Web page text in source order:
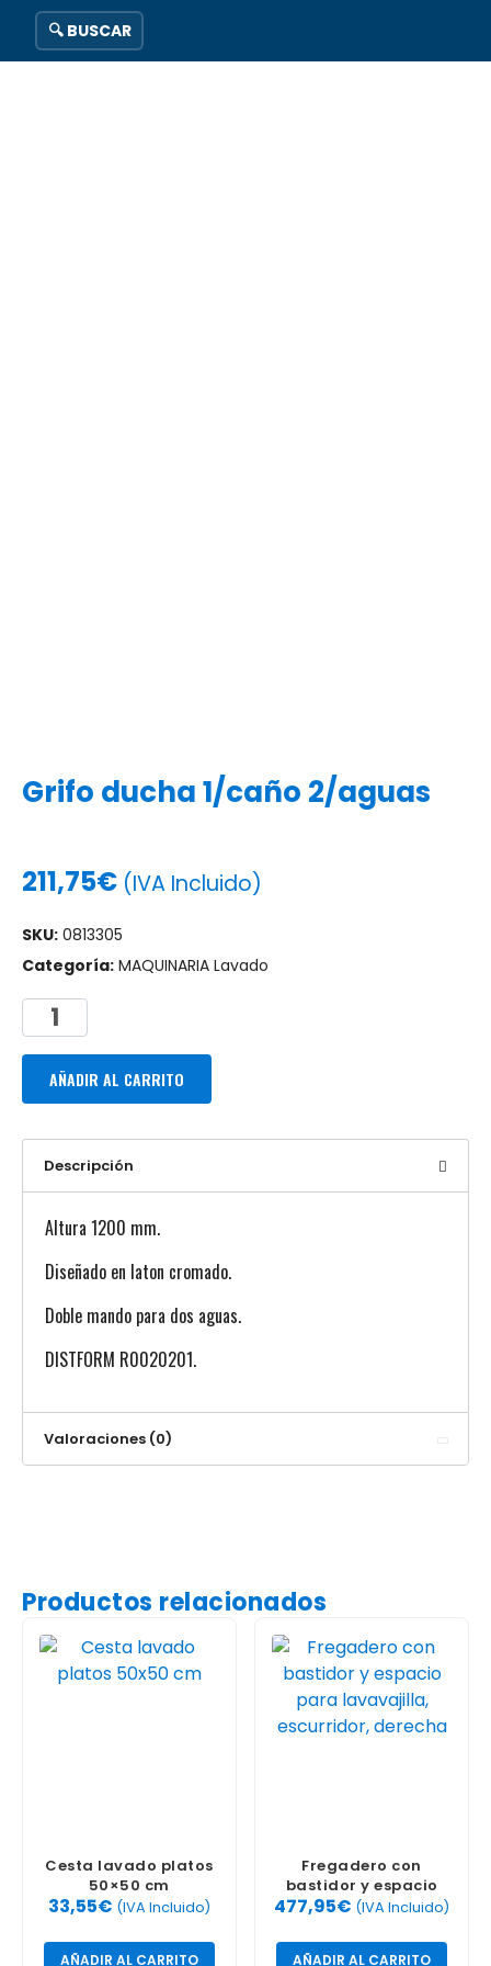
🔍 BUSCAR
Grifo ducha 1/caño 2/aguas
211,75€ (IVA Incluido)
SKU: 0813305
Categoría: MAQUINARIA Lavado
AÑADIR AL CARRITO
Descripción
Altura 1200 mm.
Diseñado en laton cromado.
Doble mando para dos aguas.
DISTFORM R0020201.
Valoraciones (0)
Productos relacionados
Cesta lavado platos
50×50 cm
33,55€ (IVA Incluido)
AÑADIR AL CARRITO
Fregadero con
bastidor y espacio
para lavavajilla,
477,95€ (IVA Incluido)
AÑADIR AL CARRITO